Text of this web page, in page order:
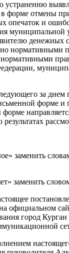
устранению
форме отмены
опечаток и
муниципальной
денежных
нормативными
за днем
форме
форме
заменить
заменить
официальном
город Курган